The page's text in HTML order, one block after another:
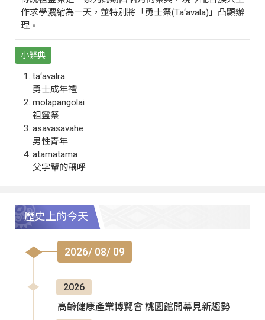
作求學濃縮為一天，並特別將「勇士祭(Ta‘avala)」凸顯辦
理。
小辭典
ta‘avalra
勇士成年禮
molapangolai
祖靈祭
asavasavahe
男性青年
atamatama
父字輩的稱呼
歷史上的今天
2026/ 08/ 09
2026
高齡健康產業博覽會 桃園館開幕見新趨勢